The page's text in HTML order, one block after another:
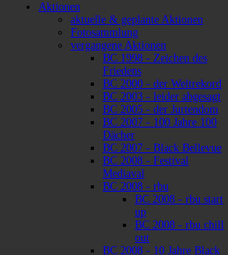
Aktionen
aktuelle & geplante Aktionen
Fotosammlung
vergangene Aktionen
BC 1998 - Zeichen des
Friedens
BC 2000 - der Weltrekord
BC 2003 - leider abgesagt
BC 2005 - der Jurtendom
BC 2007 - 100 Jahre 100
Dächer
BC 2007 - Black Bellevue
BC 2008 - Festival
Mediaval
BC 2008 - rbu
BC 2008 - rbu start
up
BC 2008 - rbu chill
out
BC 2008 - 10 Jahre Black